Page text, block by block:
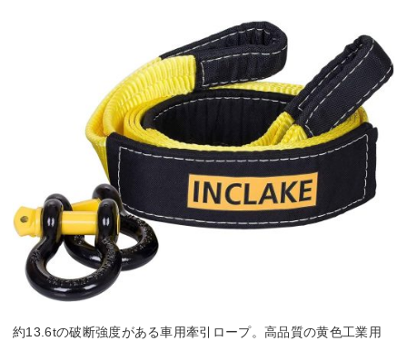
約13.6tの破断強度がある車用牽引ロープ。高品質の黄色工業用